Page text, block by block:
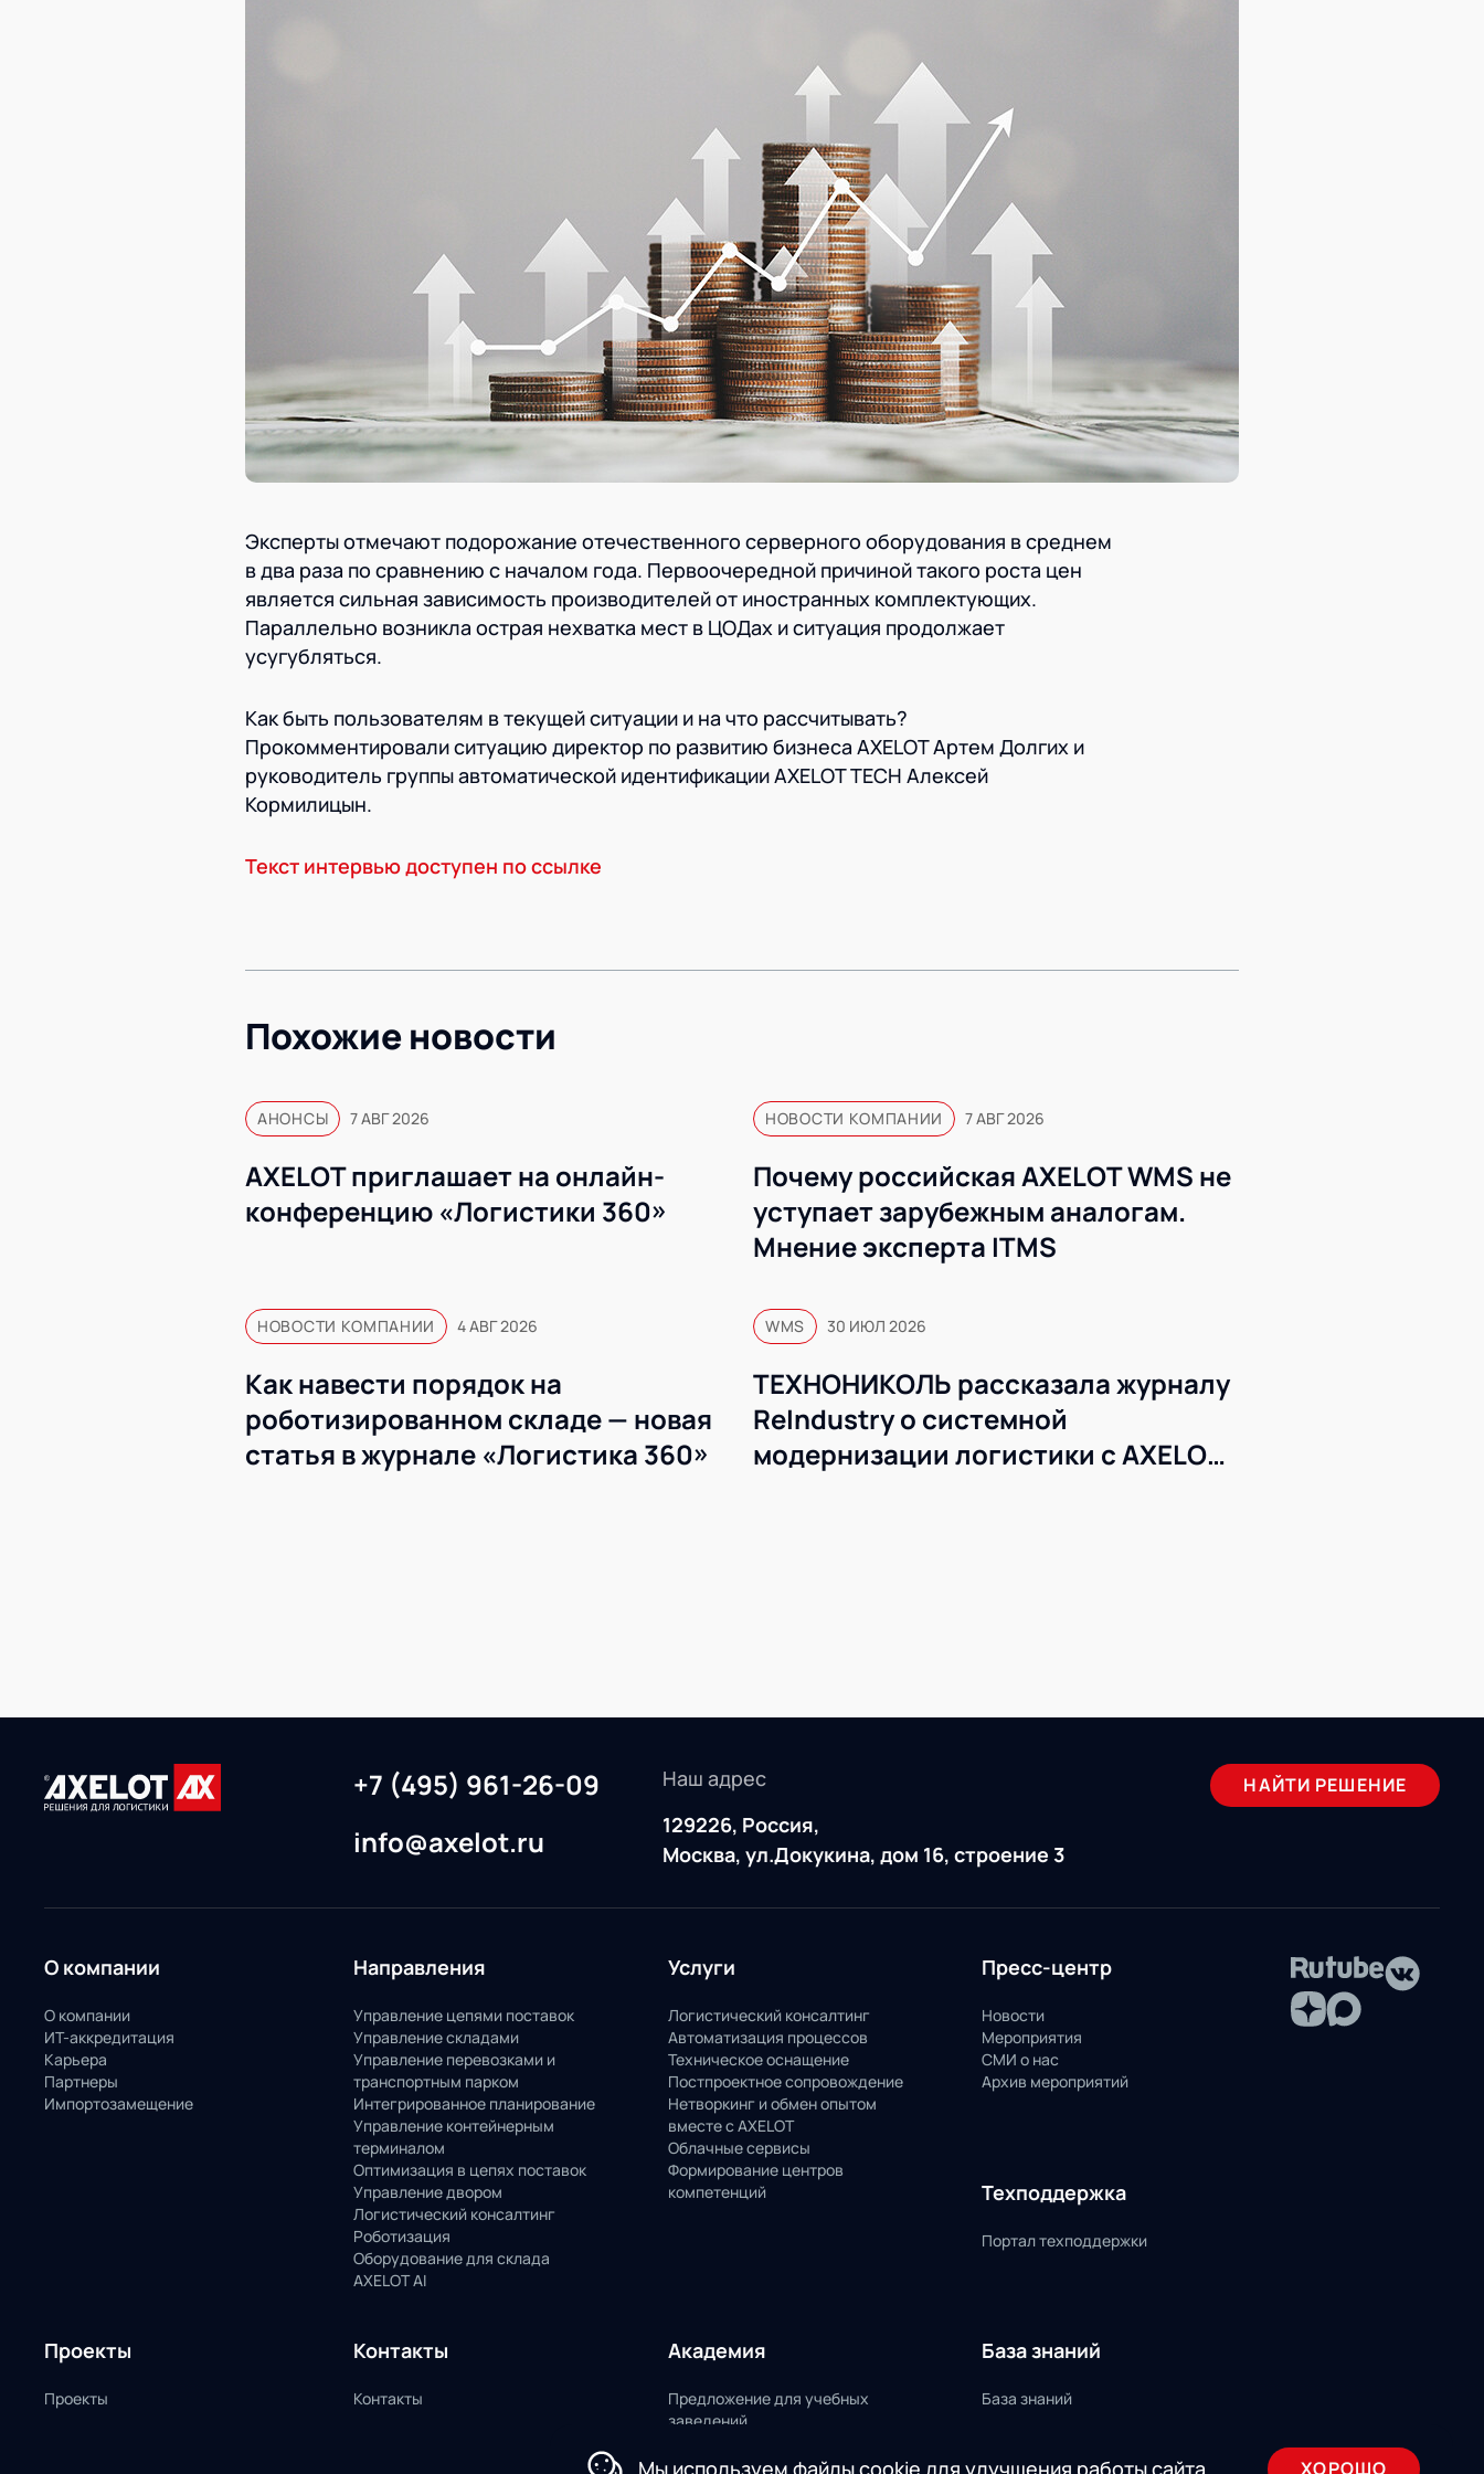
заведений
База знаний
Эксперты отмечают подорожание отечественного серверного оборудования в среднем
в два раза по сравнению с началом года. Первоочередной причиной такого роста цен
является сильная зависимость производителей от иностранных комплектующих.
Параллельно возникла острая нехватка мест в ЦОДах и ситуация продолжает
усугубляться.
Как быть пользователям в текущей ситуации и на что рассчитывать?
Прокомментировали ситуацию директор по развитию бизнеса AXELOT Артем Долгих и
руководитель группы автоматической идентификации AXELOT TECH Алексей
Кормилицын.
Текст интервью доступен по ссылке
Похожие новости
АНОНСЫ 7 АВГ 2026
AXELOT приглашает на онлайн-
конференцию «Логистики 360»
НОВОСТИ КОМПАНИИ 7 АВГ 2026
Почему российская AXELOT WMS не
уступает зарубежным аналогам.
Мнение эксперта ITMS
НОВОСТИ КОМПАНИИ 4 АВГ 2026
Как навести порядок на
роботизированном складе — новая
статья в журнале «Логистика 360»
WMS 30 ИЮЛ 2026
ТЕХНОНИКОЛЬ рассказала журналу
ReIndustry о системной
модернизации логистики с AXELOT
+7 (495) 961-26-09
info@axelot.ru
Наш адрес
129226, Россия,
Москва, ул.Докукина, дом 16, строение 3
НАЙТИ РЕШЕНИЕ
О компании
О компании
ИТ-аккредитация
Карьера
Партнеры
Импортозамещение
Направления
Управление цепями поставок
Управление складами
Управление перевозками и
транспортным парком
Интегрированное планирование
Управление контейнерным
терминалом
Оптимизация в цепях поставок
Управление двором
Логистический консалтинг
Роботизация
Оборудование для склада
AXELOT AI
Услуги
Логистический консалтинг
Автоматизация процессов
Техническое оснащение
Постпроектное сопровождение
Нетворкинг и обмен опытом
вместе с AXELOT
Облачные сервисы
Формирование центров
компетенций
Пресс-центр
Новости
Мероприятия
СМИ о нас
Архив мероприятий
Техподдержка
Портал техподдержки
Проекты
Проекты
Контакты
Контакты
Академия
Предложение для учебных
заведений
База знаний
База знаний
Мы используем файлы cookie для улучшения работы сайта ХОРОШО